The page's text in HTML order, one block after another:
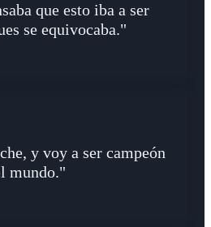
que esto iba a ser
se equivocaba."
y voy a ser campeón
mundo."